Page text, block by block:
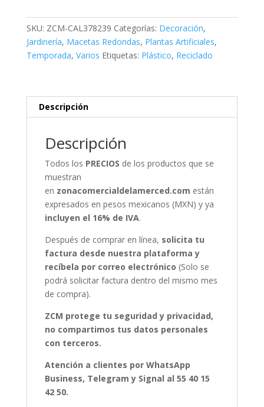
SKU: ZCM-CAL378239 Categorías: Decoración,
Jardinería, Macetas Redondas, Plantas Artificiales,
Temporada, Varios Etiquetas: Plástico, Reciclado
Descripción
Descripción
Todos los PRECIOS de los productos que se
muestran
en zonacomercialdelamerced.com están
expresados en pesos mexicanos (MXN) y ya
incluyen el 16% de IVA.
Después de comprar en línea, solicita tu
factura desde nuestra plataforma y
recíbela por correo electrónico (Solo se
podrá solicitar factura dentro del mismo mes
de compra).
ZCM protege tu seguridad y privacidad,
no compartimos tus datos personales
con terceros.
Atención a clientes por WhatsApp
Business, Telegram y Signal al 55 40 15
42 50.